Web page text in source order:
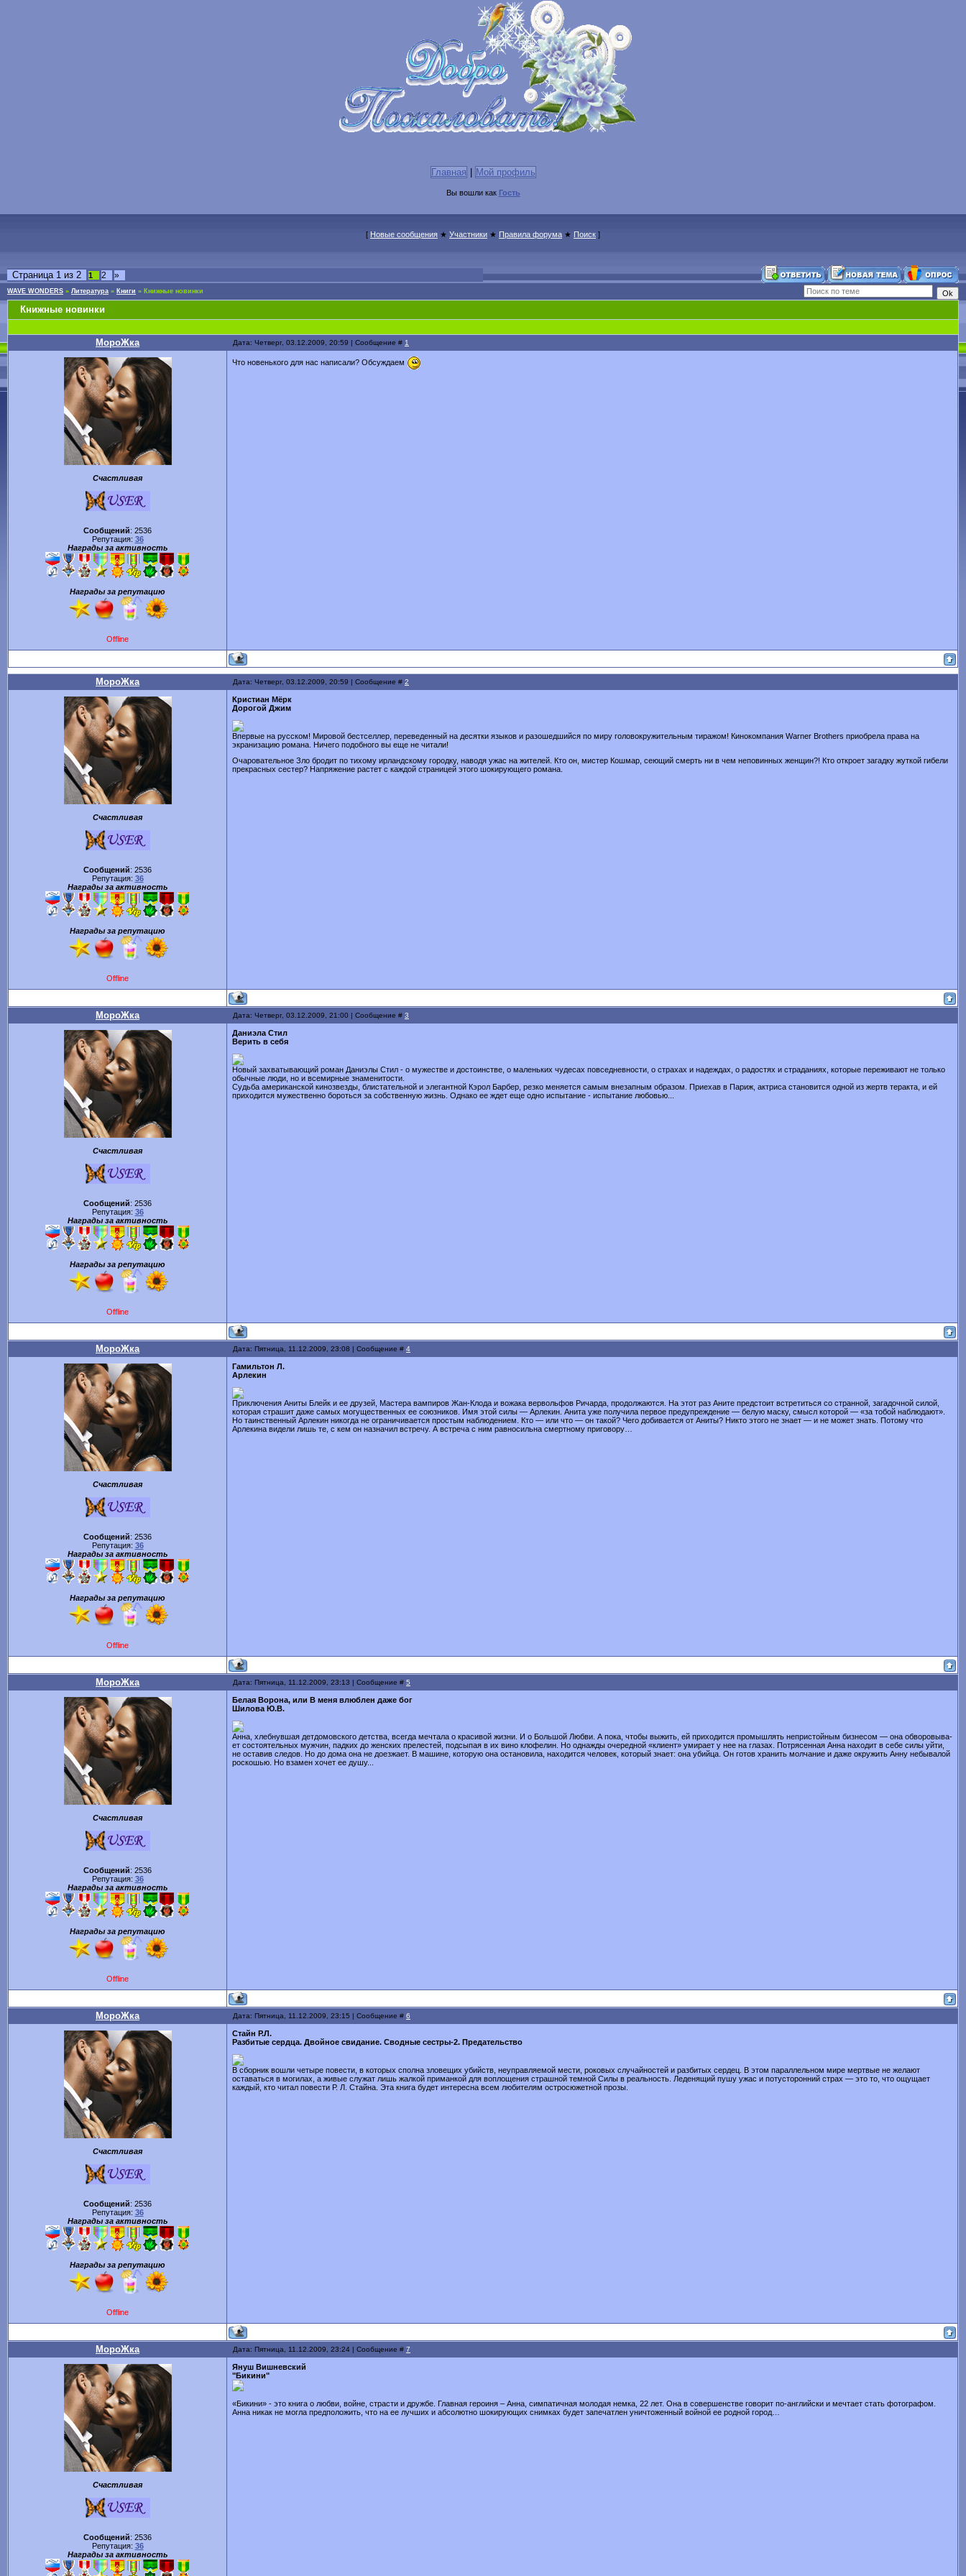
Главная Мой профиль
Вы вошли как Гость
[ Новые сообщения ★ Участники ★ Правила форума ★ Поиск ]
Страница 1 из 2 1 2 »
WAVE WONDERS » Литература » Книги » Книжные новинки
Книжные новинки
МороЖка Дата: Четверг, 03.12.2009, 20:59 | Сообщение # 1
Счастливая
Сообщений: 2536
Репутация: 36
Награды за активность
Награды за репутацию
Offline
Что новенького для нас написали? Обсуждаем
МороЖка Дата: Четверг, 03.12.2009, 20:59 | Сообщение # 2
Счастливая
Сообщений: 2536
Репутация: 36
Награды за активность
Награды за репутацию
Offline
Кристиан Мёрк
Дорогой Джим
Впервые на русском! Мировой бестселлер, переведенный на десятки языков и разошедшийся по миру головокружительным тиражом! Кинокомпания Warner Brothers приобрела права на
экранизацию романа. Ничего подобного вы еще не читали!
Очаровательное Зло бродит по тихому ирландскому городку, наводя ужас на жителей. Кто он, мистер Кошмар, сеющий смерть ни в чем неповинных женщин?! Кто откроет загадку жуткой гибели
прекрасных сестер? Напряжение растет с каждой страницей этого шокирующего романа.
МороЖка Дата: Четверг, 03.12.2009, 21:00 | Сообщение # 3
Счастливая
Сообщений: 2536
Репутация: 36
Награды за активность
Награды за репутацию
Offline
Даниэла Стил
Верить в себя
Новый захватывающий роман Даниэлы Стил - о мужестве и достоинстве, о маленьких чудесах повседневности, о страхах и надеждах, о радостях и страданиях, которые переживают не только
обычные люди, но и всемирные знаменитости.
Судьба американской кинозвезды, блистательной и элегантной Кэрол Барбер, резко меняется самым внезапным образом. Приехав в Париж, актриса становится одной из жертв теракта, и ей
приходится мужественно бороться за собственную жизнь. Однако ее ждет еще одно испытание - испытание любовью...
МороЖка Дата: Пятница, 11.12.2009, 23:08 | Сообщение # 4
Счастливая
Сообщений: 2536
Репутация: 36
Награды за активность
Награды за репутацию
Offline
Гамильтон Л.
Арлекин
Приключения Аниты Блейк и ее друзей, Мастера вампиров Жан-Клода и вожака вервольфов Ричарда, продолжаются. На этот раз Аните предстоит встретиться со странной, загадочной силой,
которая страшит даже самых могущественных ее союзников. Имя этой силы — Арлекин. Анита уже получила первое предупреждение — белую маску, смысл которой — «за тобой наблюдают».
Но таинственный Арлекин никогда не ограничивается простым наблюдением. Кто — или что — он такой? Чего добивается от Аниты? Никто этого не знает — и не может знать. Потому что
Арлекина видели лишь те, с кем он назначил встречу. А встреча с ним равносильна смертному приговору…
МороЖка Дата: Пятница, 11.12.2009, 23:13 | Сообщение # 5
Счастливая
Сообщений: 2536
Репутация: 36
Награды за активность
Награды за репутацию
Offline
Белая Ворона, или В меня влюблен даже бог
Шилова Ю.В.
Анна, хлебнувшая детдомовского детства, всегда мечтала о кра­сивой жизни. И о Большой Любви. А пока, чтобы выжить, ей при­ходится промышлять непристойным бизнесом — она обворовыва­
ет состоятельных мужчин, падких до женских прелестей, подсыпая в их вино клофелин. Но однажды очередной «клиент» умирает у нее на глазах. По­трясенная Анна находит в себе силы уйти,
не оставив следов. Но до дома она не доезжает. В машине, которую она остановила, на­ходится человек, который знает: она убийца. Он готов хранить молчание и даже окружить Анну небывалой
роскошью. Но вза­мен хочет ее душу...
МороЖка Дата: Пятница, 11.12.2009, 23:15 | Сообщение # 6
Счастливая
Сообщений: 2536
Репутация: 36
Награды за активность
Награды за репутацию
Offline
Стайн Р.Л.
Разбитые сердца. Двойное свидание. Сводные сестры-2. Предательство
В сборник вошли четыре повести, в которых сполна зловещих убийств, неуправляемой мести, роковых случайностей и разбитых сердец. В этом параллельном мире мертвые не желают
оставаться в могилах, а живые служат лишь жалкой приманкой для воплощения страшной темной Силы в реальность. Леденящий пушу ужас и потусторонний страх — это то, что ощу­щает
каждый, кто читал повести Р. Л. Стайна. Эта книга будет инте­ресна всем любителям остросюжетной прозы.
МороЖка Дата: Пятница, 11.12.2009, 23:24 | Сообщение # 7
Счастливая
Сообщений: 2536
Репутация: 36
Награды за активность
Януш Вишневский
"Бикини"
«Бикини» - это книга о любви, войне, страсти и дружбе. Главная героиня – Анна, симпатичная молодая немка, 22 лет. Она в совершенстве говорит по-английски и мечтает стать фотографом.
Анна никак не могла предположить, что на ее лучших и абсолютно шокирующих снимках будет запечатлен уничтоженный войной ее родной город…